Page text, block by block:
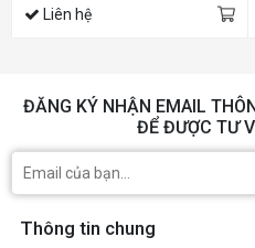
Liên hệ
ĐĂNG KÝ NHẬN EMAIL
ĐỂ ĐƯỢC TƯ
Thông tin chung